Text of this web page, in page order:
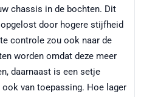
chassis in de bochten. Dit
door hogere stijfheid
controle zou ook naar de
worden omdat deze meer
daarnaast is een setje
van toepassing. Hoe lager